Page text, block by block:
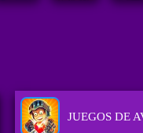
JUEGOS DE